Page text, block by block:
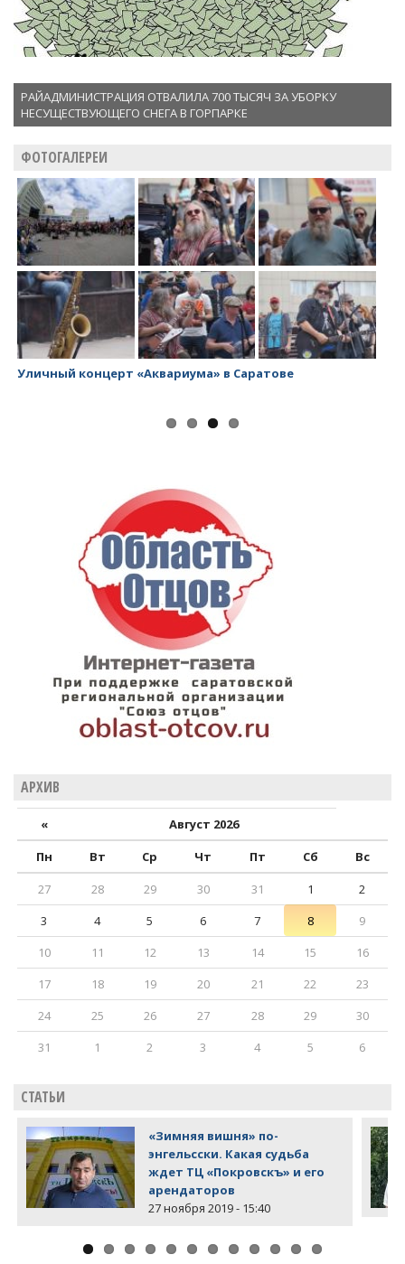
РАЙАДМИНИСТРАЦИЯ ОТВАЛИЛА 700 ТЫСЯЧ ЗА УБОРКУ
НЕСУЩЕСТВУЮЩЕГО СНЕГА В ГОРПАРКЕ
ФОТОГАЛЕРЕИ
Заводской район превращается в помойку
АРХИВ
«
Август 2026
Пн
Вт Ср Чт Пт Сб
Вс
27
28 29 30 31 1
2
3
4 5 6 7 8
9
10
11 12 13 14 15
16
17
18 19 20 21 22
23
24
25 26 27 28 29
30
31
1 2 3 4 5 6
СТАТЬИ
«Зимняя вишня» по-
энгельсски. Какая судьба
ждет ТЦ «Покровскъ» и его
арендаторов
27 ноября 2019 - 15:40